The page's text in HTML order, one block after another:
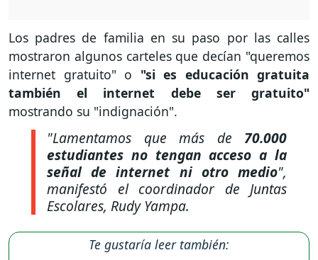
Los padres de familia en su paso por las calles
mostraron algunos carteles que decían "queremos
internet gratuito" o "si es educación gratuita
también el internet debe ser gratuito"
mostrando su "indignación".
"Lamentamos que más de 70.000
estudiantes no tengan acceso a la
señal de internet ni otro medio",
manifestó el coordinador de Juntas
Escolares, Rudy Yampa.
Te gustaría leer también: